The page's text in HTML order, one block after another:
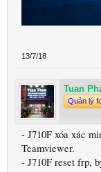
13/7/18
Tuan
Quản lý
- J710F xóa xác
Teamviewer.
- J710F reset frp,